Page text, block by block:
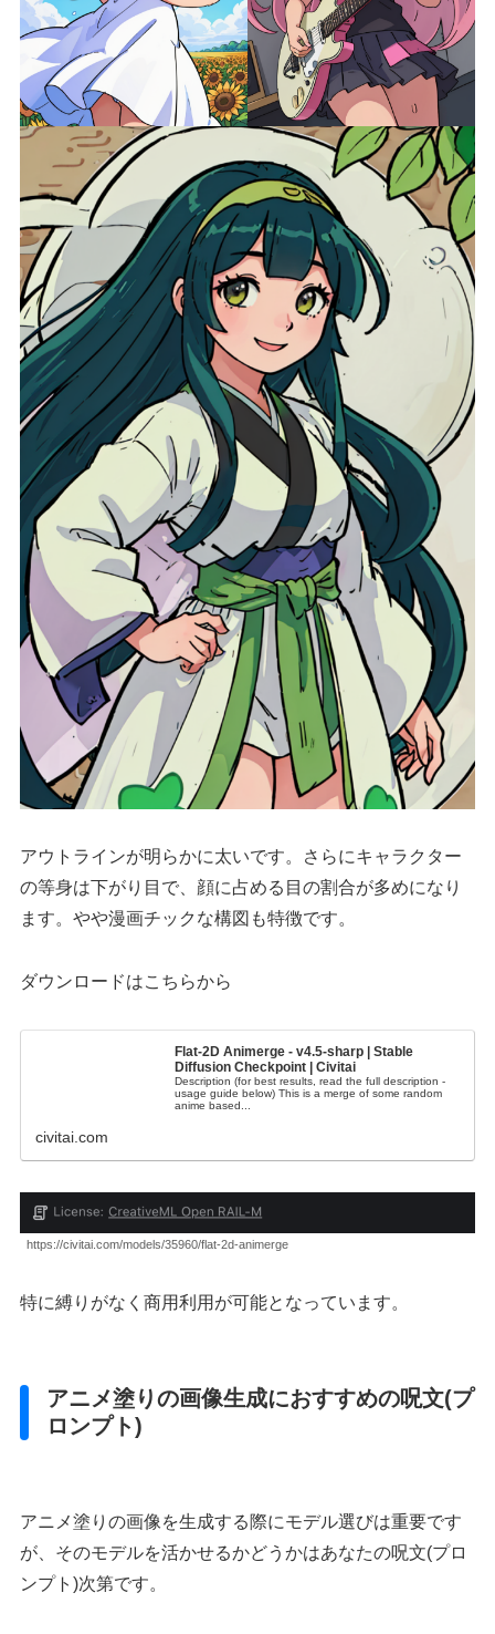
アウトラインが明らかに太いです。さらにキャラクター
の等身は下がり目で、顔に占める目の割合が多めになり
ます。やや漫画チックな構図も特徴です。
ダウンロードはこちらから
Flat-2D Animerge - v4.5-sharp | Stable
Diffusion Checkpoint | Civitai
Description (for best results, read the full description -
usage guide below) This is a merge of some random
anime based...
civitai.com
https://civitai.com/models/35960/flat-2d-animerge
特に縛りがなく商用利用が可能となっています。
アニメ塗りの画像生成におすすめの呪文(プ
ロンプト)
アニメ塗りの画像を生成する際にモデル選びは重要です
が、そのモデルを活かせるかどうかはあなたの呪文(プロ
ンプト)次第です。